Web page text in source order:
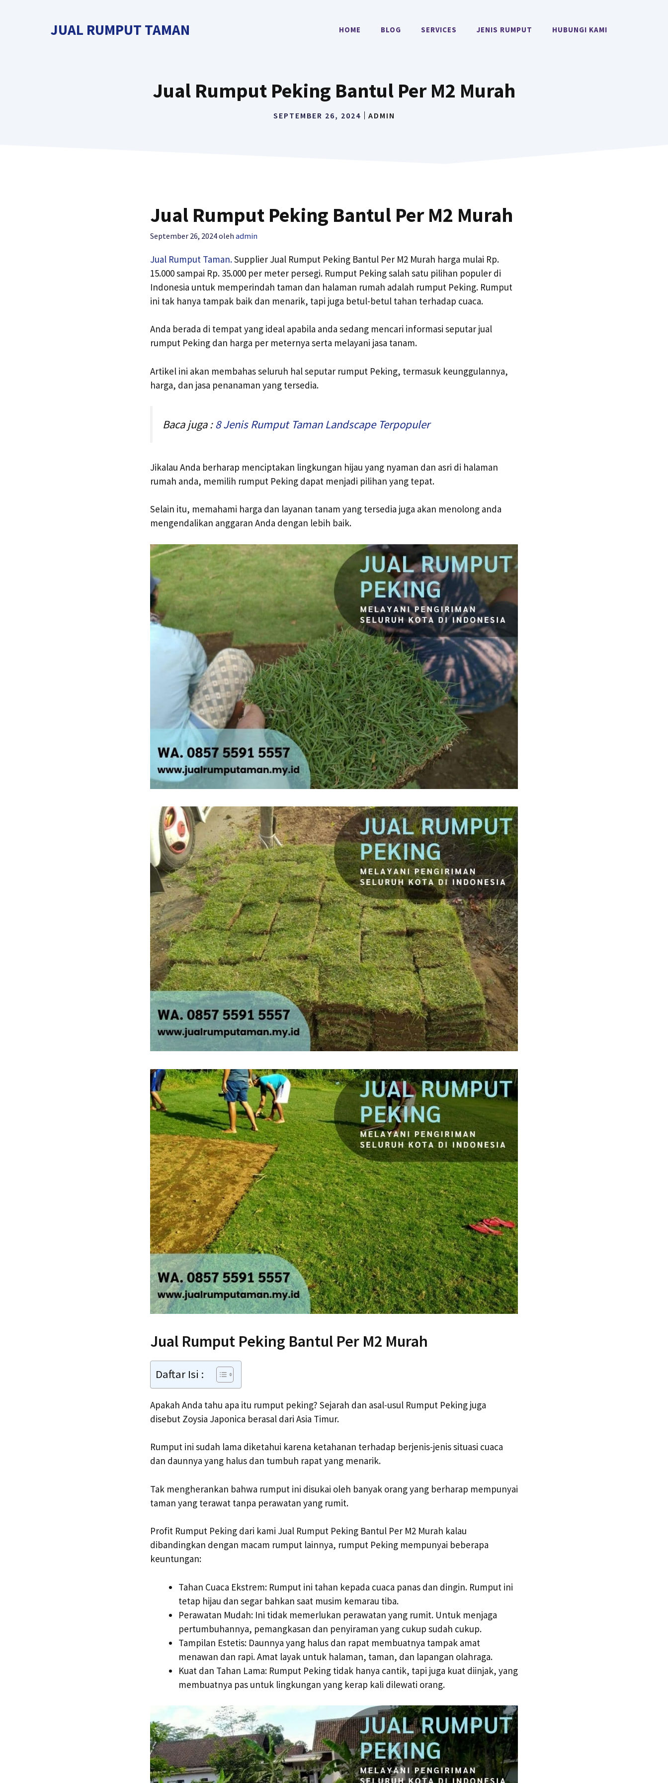
JUAL RUMPUT TAMAN HOME BLOG SERVICES JENIS RUMPUT HUBUNGI KAMI
Jual Rumput Peking Bantul Per M2 Murah
SEPTEMBER 26, 2024 ADMIN
Jual Rumput Peking Bantul Per M2 Murah
September 26, 2024oleh admin
Jual Rumput Taman.Supplier Jual Rumput Peking Bantul Per M2 Murah harga mulai Rp.
15.000 sampai Rp. 35.000 per meter persegi. Rumput Peking salah satu pilihan populer di
Indonesia untuk memperindah taman dan halaman rumah adalah rumput Peking. Rumput
ini tak hanya tampak baik dan menarik, tapi juga betul-betul tahan terhadap cuaca.
Anda berada di tempat yang ideal apabila anda sedang mencari informasi seputar jual
rumput Peking dan harga per meternya serta melayani jasa tanam.
Artikel ini akan membahas seluruh hal seputar rumput Peking, termasuk keunggulannya,
harga, dan jasa penanaman yang tersedia.
Baca juga :8 Jenis Rumput Taman Landscape Terpopuler
Jikalau Anda berharap menciptakan lingkungan hijau yang nyaman dan asri di halaman
rumah anda, memilih rumput Peking dapat menjadi pilihan yang tepat.
Selain itu, memahami harga dan layanan tanam yang tersedia juga akan menolong anda
mengendalikan anggaran Anda dengan lebih baik.
Jual Rumput Peking Bantul Per M2 Murah
Daftar Isi :
Apakah Anda tahu apa itu rumput peking? Sejarah dan asal-usul Rumput Peking juga
disebut Zoysia Japonica berasal dari Asia Timur.
Rumput ini sudah lama diketahui karena ketahanan terhadap berjenis-jenis situasi cuaca
dan daunnya yang halus dan tumbuh rapat yang menarik.
Tak mengherankan bahwa rumput ini disukai oleh banyak orang yang berharap mempunyai
taman yang terawat tanpa perawatan yang rumit.
Profit Rumput Peking dari kami Jual Rumput Peking Bantul Per M2 Murah kalau
dibandingkan dengan macam rumput lainnya, rumput Peking mempunyai beberapa
keuntungan:
Tahan Cuaca Ekstrem: Rumput ini tahan kepada cuaca panas dan dingin. Rumput ini
tetap hijau dan segar bahkan saat musim kemarau tiba.
Perawatan Mudah: Ini tidak memerlukan perawatan yang rumit. Untuk menjaga
pertumbuhannya, pemangkasan dan penyiraman yang cukup sudah cukup.
Tampilan Estetis: Daunnya yang halus dan rapat membuatnya tampak amat
menawan dan rapi. Amat layak untuk halaman, taman, dan lapangan olahraga.
Kuat dan Tahan Lama: Rumput Peking tidak hanya cantik, tapi juga kuat diinjak, yang
membuatnya pas untuk lingkungan yang kerap kali dilewati orang.